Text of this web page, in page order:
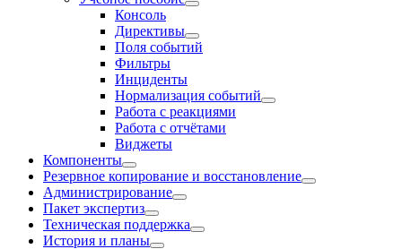
Консоль
Директивы
Поля событий
Фильтры
Инциденты
Нормализация событий
Работа с реакциями
Работа с отчётами
Виджеты
Компоненты
Резервное копирование и восстановление
Администрирование
Пакет экспертиз
Техническая поддержка
История и планы